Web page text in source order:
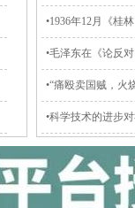
•1936年12月《桂
•毛泽东在《论反
•“痛殴卖国贼，火
•科学技术的进步